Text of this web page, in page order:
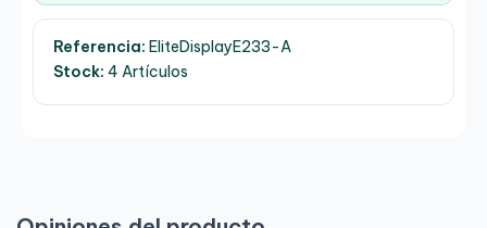
Referencia: EliteDisplayE233-A
Stock: 4 Artículos